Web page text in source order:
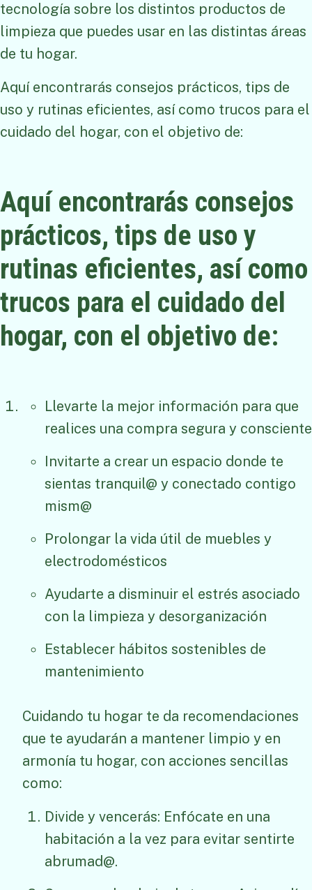
tecnología sobre los distintos productos de
limpieza que puedes usar en las distintas áreas
de tu hogar.
Aquí encontrarás consejos prácticos, tips de
uso y rutinas eficientes, así como trucos para el
cuidado del hogar, con el objetivo de:
Aquí encontrarás consejos
prácticos, tips de uso y
rutinas eficientes, así como
trucos para el cuidado del
hogar, con el objetivo de:
Llevarte la mejor información para que
realices una compra segura y consciente
Invitarte a crear un espacio donde te
sientas tranquil@ y conectado contigo
mism@
Prolongar la vida útil de muebles y
electrodomésticos
Ayudarte a disminuir el estrés asociado
con la limpieza y desorganización
Establecer hábitos sostenibles de
mantenimiento
Cuidando tu hogar te da recomendaciones
que te ayudarán a mantener limpio y en
armonía tu hogar, con acciones sencillas
como:
Divide y vencerás: Enfócate en una
habitación a la vez para evitar sentirte
abrumad@.